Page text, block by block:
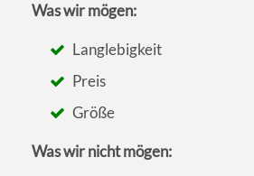
Was wir mögen:
Langlebigkeit
Preis
Größe
Was wir nicht mögen: